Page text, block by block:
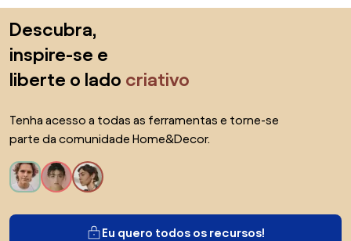
Descubra,
inspire-se e
liberte o lado criativo
Tenha acesso a todas as ferramentas e torne-se
parte da comunidade Home&Decor.
Eu quero todos os recursos!